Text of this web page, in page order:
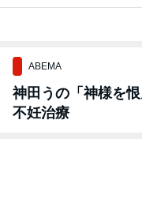
ABEMA
神田うの「神様を
不妊治療